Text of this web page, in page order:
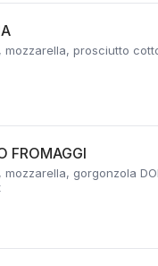
mozzarella, prosciutto
FROMAGGI
mozzarella, gorgonzola